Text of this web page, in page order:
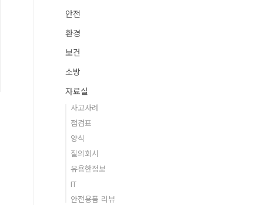
안전
환경
보건
소방
자료실
사고사례
점검표
양식
질의회시
유용한정보
IT
안전용품 리뷰